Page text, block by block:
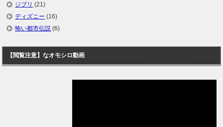
ジブリ (21)
ディズニー (16)
怖い都市伝説 (6)
【閲覧注意】なオモシロ動画